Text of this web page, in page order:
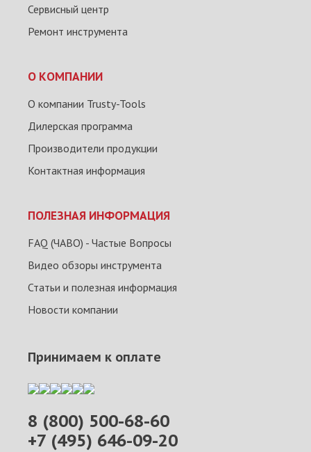
Сервисный центр
Ремонт инструмента
О КОМПАНИИ
О компании Trusty-Tools
Дилерская программа
Производители продукции
Контактная информация
ПОЛЕЗНАЯ ИНФОРМАЦИЯ
FAQ (ЧАВО) - Частые Вопросы
Видео обзоры инструмента
Статьи и полезная информация
Новости компании
8 (800) 500-68-60
+7 (495) 646-09-20
Принимаем к оплате